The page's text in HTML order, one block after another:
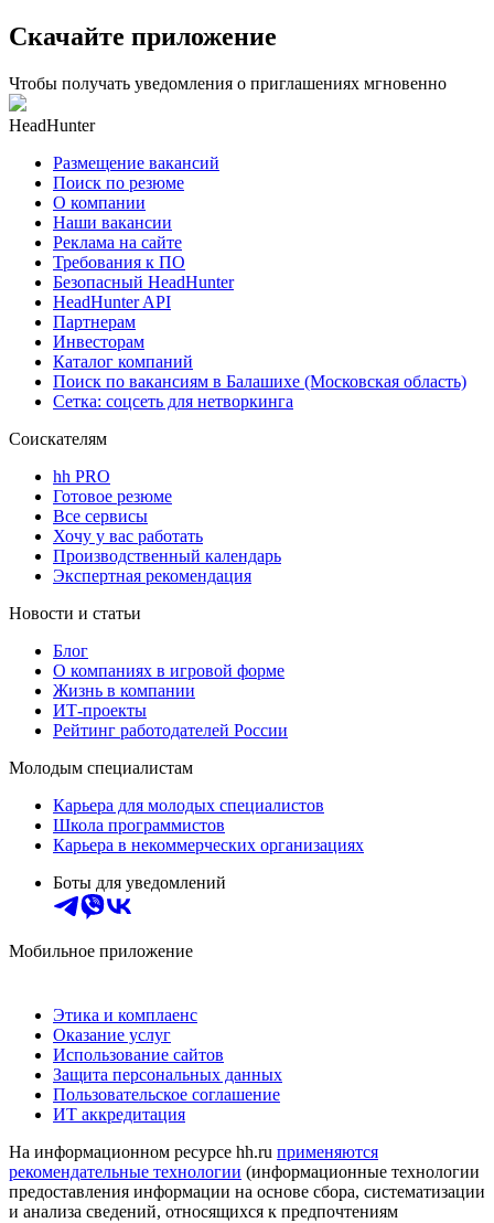
Скачайте приложение
Чтобы получать уведомления о приглашениях мгновенно
HeadHunter
Размещение вакансий
Поиск по резюме
О компании
Наши вакансии
Реклама на сайте
Требования к ПО
Безопасный HeadHunter
HeadHunter API
Партнерам
Инвесторам
Каталог компаний
Поиск по вакансиям в Балашихе (Московская область)
Сетка: соцсеть для нетворкинга
Соискателям
hh PRO
Готовое резюме
Все сервисы
Хочу у вас работать
Производственный календарь
Экспертная рекомендация
Новости и статьи
Блог
О компаниях в игровой форме
Жизнь в компании
ИТ-проекты
Рейтинг работодателей России
Молодым специалистам
Карьера для молодых специалистов
Школа программистов
Карьера в некоммерческих организациях
Боты для уведомлений
Мобильное приложение
Этика и комплаенс
Оказание услуг
Использование сайтов
Защита персональных данных
Пользовательское соглашение
ИТ аккредитация
На информационном ресурсе hh.ru применяются
рекомендательные технологии (информационные технологии
предоставления информации на основе сбора, систематизации
и анализа сведений, относящихся к предпочтениям